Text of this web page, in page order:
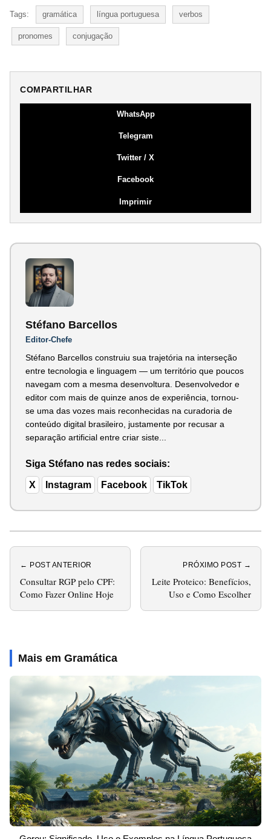
Tags: gramática língua portuguesa verbos
pronomes conjugação
COMPARTILHAR
WhatsApp
Telegram
Twitter / X
Facebook
Imprimir
Stéfano Barcellos
Editor-Chefe
Stéfano Barcellos construiu sua trajetória na interseção
entre tecnologia e linguagem — um território que poucos
navegam com a mesma desenvoltura. Desenvolvedor e
editor com mais de quinze anos de experiência, tornou-
se uma das vozes mais reconhecidas na curadoria de
conteúdo digital brasileiro, justamente por recusar a
separação artificial entre criar siste...
Siga Stéfano nas redes sociais:
X Instagram Facebook TikTok
← POST ANTERIOR
Consultar RGP pelo CPF:
Como Fazer Online Hoje
PRÓXIMO POST →
Leite Proteico: Benefícios,
Uso e Como Escolher
Mais em Gramática